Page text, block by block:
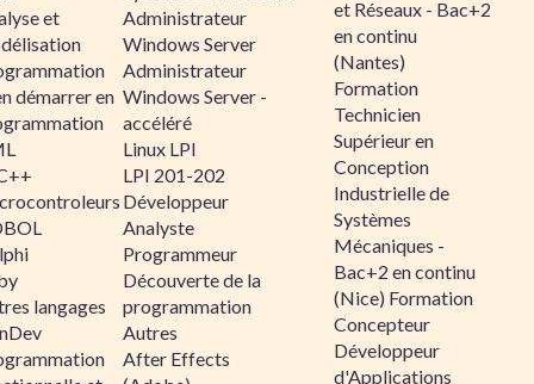
et
démarrer en
langages
Administrateur
Windows Server
Administrateur
Windows Server -
accéléré
Linux LPI
LPI 201-202
Développeur
Analyste
Programmeur
Découverte de la
programmation
Autres
After Effects
et Réseaux - Bac+2
en continu
(Nantes)
Formation
Technicien
Supérieur en
Conception
Industrielle de
Systèmes
Mécaniques -
Bac+2 en continu
(Nice) Formation
Concepteur
Développeur
d'Applications